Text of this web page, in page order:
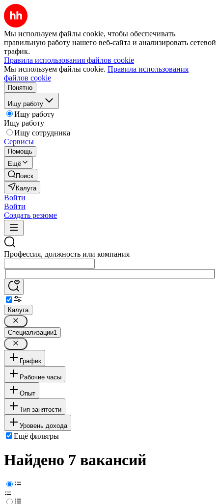
Мы используем файлы cookie, чтобы обеспечивать
правильную работу нашего веб-сайта и анализировать сетевой
трафик.
Правила использования файлов cookie
Мы используем файлы cookie. Правила использования
файлов cookie
Понятно
Ищу работу
Ищу работу
Ищу работу
Ищу сотрудника
Сервисы
Помощь
Ещё
Поиск
Калуга
Войти
Войти
Создать резюме
Профессия, должность или компания
Калуга
Специализации1
График
Рабочие часы
Опыт
Тип занятости
Уровень дохода
Ещё фильтры
Найдено 7 вакансий